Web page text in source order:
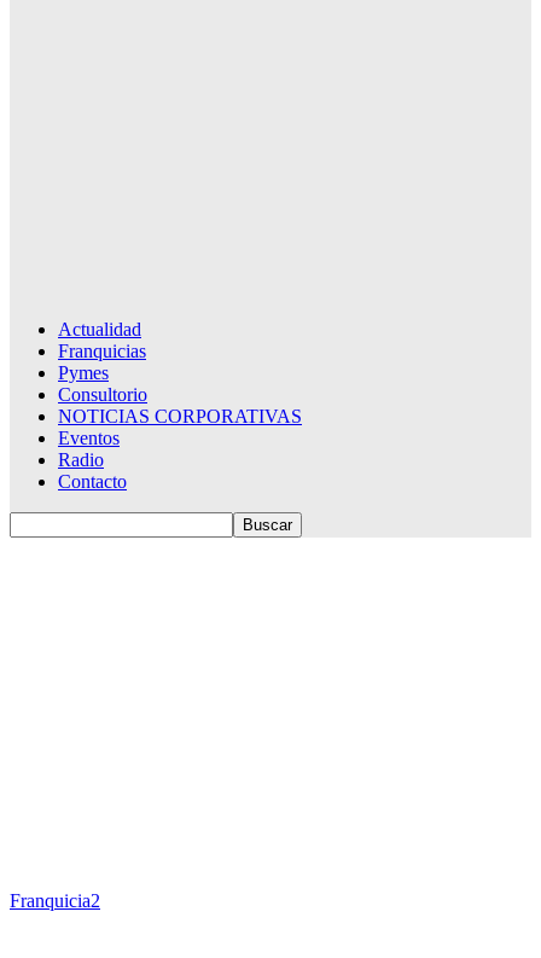
Actualidad
Franquicias
Pymes
Consultorio
NOTICIAS CORPORATIVAS
Eventos
Radio
Contacto
Franquicia2